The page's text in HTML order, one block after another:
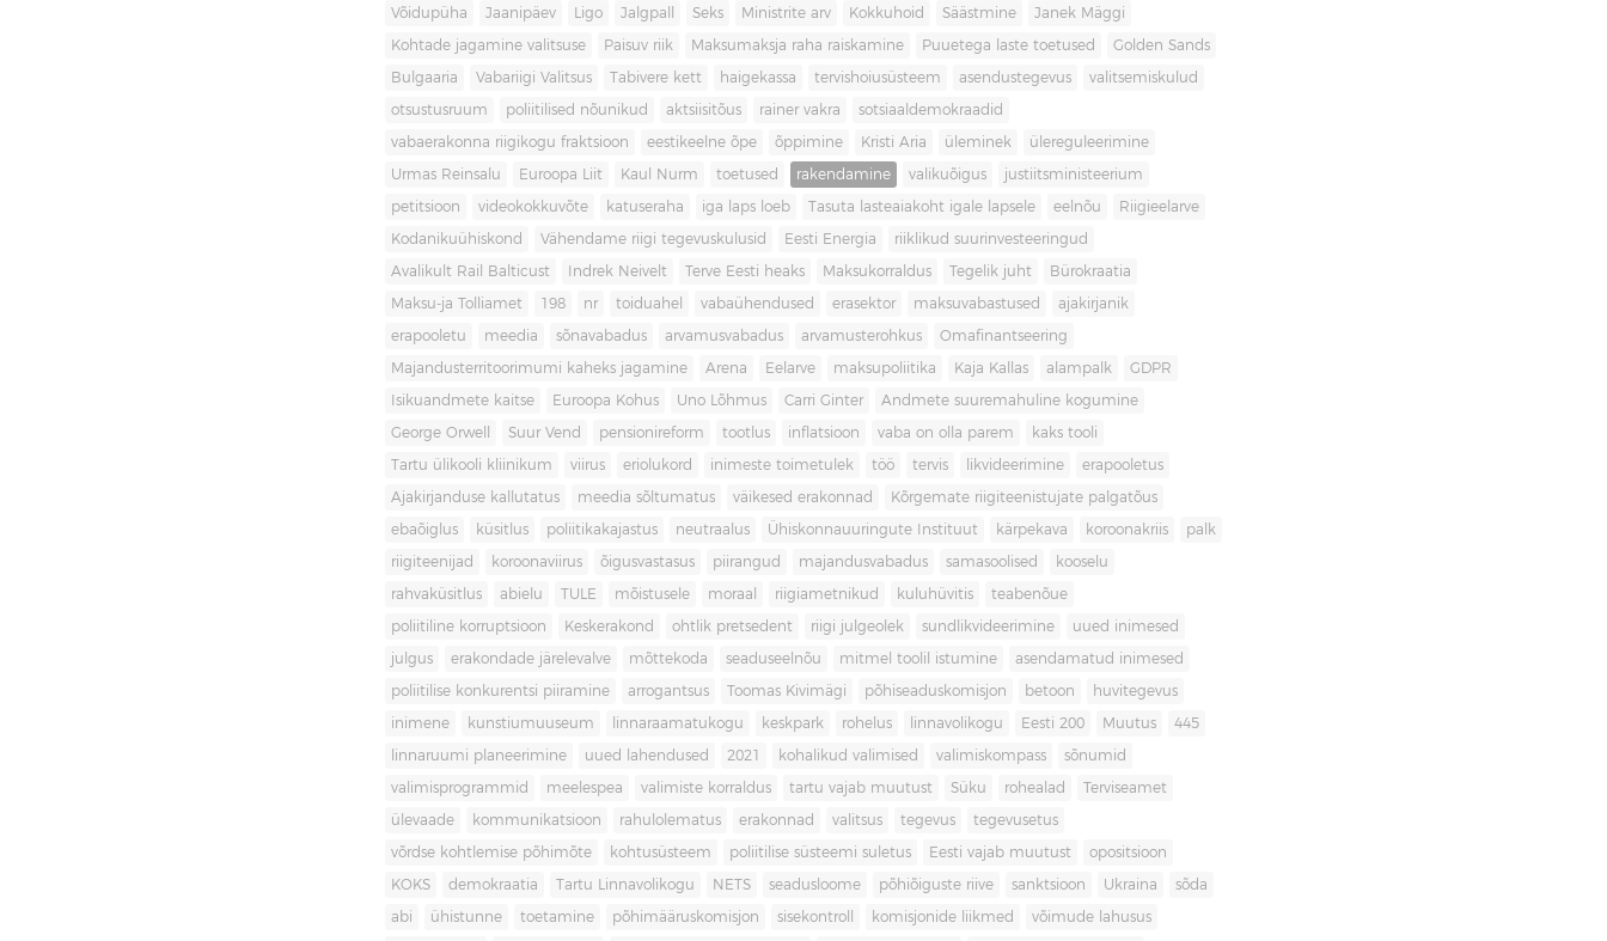
Võidupüha Jaanipäev Ligo Jalgpall Seks Ministrite arv Kokkuhoid Säästmine Janek Mäggi
Kohtade jagamine valitsuse Paisuv riik Maksumaksja raha raiskamine Puuetega laste toetused Golden Sands
Bulgaaria Vabariigi Valitsus Tabivere kett haigekassa tervishoiusüsteem asendustegevus valitsemiskulud
otsustusruum poliitilised nõunikud aktsiisitõus rainer vakra sotsiaaldemokraadid
vabaerakonna riigikogu fraktsioon eestikeelne õpe õppimine Kristi Aria üleminek ülereguleerimine
Urmas Reinsalu Euroopa Liit Kaul Nurm toetused rakendamine valikuõigus justiitsministeerium
petitsioon videokokkuvõte katuseraha iga laps loeb Tasuta lasteaiakoht igale lapsele eelnõu Riigieelarve
Kodanikuühiskond Vähendame riigi tegevuskulusid Eesti Energia riiklikud suurinvesteeringud
Avalikult Rail Balticust Indrek Neivelt Terve Eesti heaks Maksukorraldus Tegelik juht Bürokraatia
Maksu-ja Tolliamet 198 nr toiduahel vabaühendused erasektor maksuvabastused ajakirjanik
erapooletu meedia sõnavabadus arvamusvabadus arvamusterohkus Omafinantseering
Majandusterritoorimumi kaheks jagamine Arena Eelarve maksupoliitika Kaja Kallas alampalk GDPR
Isikuandmete kaitse Euroopa Kohus Uno Lõhmus Carri Ginter Andmete suuremahuline kogumine
George Orwell Suur Vend pensionireform tootlus inflatsioon vaba on olla parem kaks tooli
Tartu ülikooli kliinikum viirus eriolukord inimeste toimetulek töö tervis likvideerimine erapooletus
Ajakirjanduse kallutatus meedia sõltumatus väikesed erakonnad Kõrgemate riigiteenistujate palgatõus
ebaõiglus küsitlus poliitikakajastus neutraalus Ühiskonnauuringute Instituut kärpekava koroonakriis palk
riigiteenijad koroonaviirus õigusvastasus piirangud majandusvabadus samasoolised kooselu
rahvaküsitlus abielu TULE mõistusele moraal riigiametnikud kuluhüvitis teabenõue
poliitiline korruptsioon Keskerakond ohtlik pretsedent riigi julgeolek sundlikvideerimine uued inimesed
julgus erakondade järelevalve mõttekoda seaduseelnõu mitmel toolil istumine asendamatud inimesed
poliitilise konkurentsi piiramine arrogantsus Toomas Kivimägi põhiseaduskomisjon betoon huvitegevus
inimene kunstiumuuseum linnaraamatukogu keskpark rohelus linnavolikogu Eesti 200 Muutus 445
linnaruumi planeerimine uued lahendused 2021 kohalikud valimised valimiskompass sõnumid
valimisprogrammid meelespea valimiste korraldus tartu vajab muutust Süku rohealad Terviseamet
ülevaade kommunikatsioon rahulolematus erakonnad valitsus tegevus tegevusetus
võrdse kohtlemise põhimõte kohtusüsteem poliitilise süsteemi suletus Eesti vajab muutust opositsioon
KOKS demokraatia Tartu Linnavolikogu NETS seadusloome põhiõiguste riive sanktsioon Ukraina sõda
abi ühistunne toetamine põhimääruskomisjon sisekontroll komisjonide liikmed võimude lahusus